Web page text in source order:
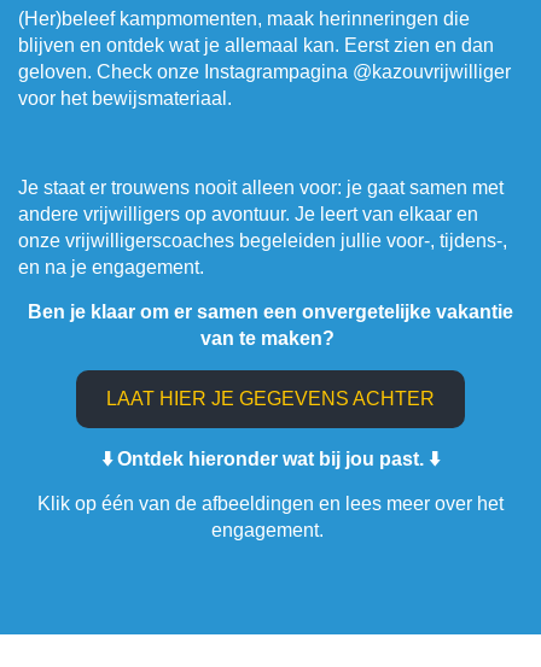
(Her)beleef kampmomenten, maak herinneringen die
blijven en ontdek wat je allemaal kan. Eerst zien en dan
geloven. Check onze Instagrampagina @kazouvrijwilliger
voor het bewijsmateriaal.
Je staat er trouwens nooit alleen voor: je gaat samen met
andere vrijwilligers op avontuur. Je leert van elkaar en
onze vrijwilligerscoaches begeleiden jullie voor-, tijdens-,
en na je engagement.
Ben je klaar om er samen een onvergetelijke vakantie
van te maken?
LAAT HIER JE GEGEVENS ACHTER
⬇️ Ontdek hieronder wat bij jou past. ⬇️
Klik op één van de afbeeldingen en lees meer over het
engagement.